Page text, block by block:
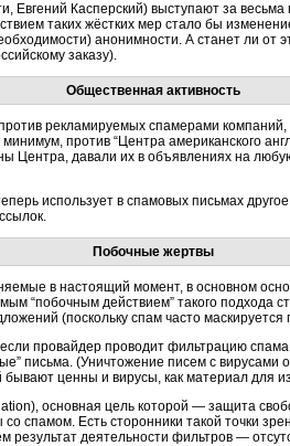
Евгений Касперский) выступают за
таких жёстких мер стало бы
анонимности. А станет ли от
заказу).
Общественная активность
рекламируемых спамерами компаний,
против “Центра американского
Центра, давали их в объявлениях на
использует в спамовых письмах
Побочные жертвы
в настоящий момент, в основном
“побочным действием” такого подхода
(поскольку спам часто маскируется
провайдер проводит фильтрацию
письма. (Уничтожение писем с
ценны и вирусы, как материал для
основная цель которой — защита
спамом. Есть сторонники такой точки
деятельности фильтров —